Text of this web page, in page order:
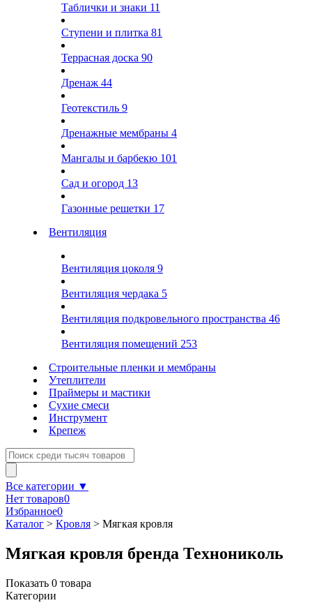
Таблички и знаки 11
Ступени и плитка 81
Террасная доска 90
Дренаж 44
Геотекстиль 9
Дренажные мембраны 4
Мангалы и барбекю 101
Сад и огород 13
Газонные решетки 17
Вентиляция
Вентиляция цоколя 9
Вентиляция чердака 5
Вентиляция подкровельного пространства 46
Вентиляция помещений 253
Строительные пленки и мембраны
Утеплители
Праймеры и мастики
Сухие смеси
Инструмент
Крепеж
Все категории ▼
Нет товаров0
Избранное0
Каталог > Кровля > Мягкая кровля
Мягкая кровля бренда Технониколь
Показать 0 товара
Категории